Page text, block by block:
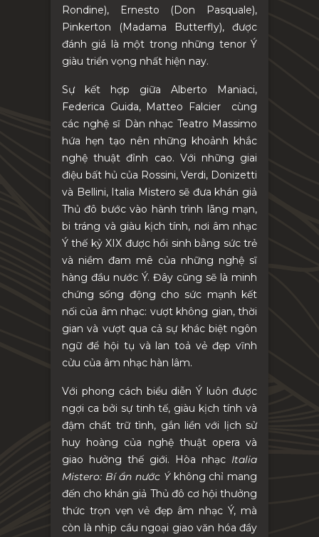
Rondine), Ernesto (Don Pasquale),
Pinkerton (Madama Butterfly), được
đánh giá là một trong những tenor Ý
giàu triển vọng nhất hiện nay.
Sự kết hợp giữa Alberto Maniaci,
Federica Guida, Matteo Falcier cùng
các nghệ sĩ Dàn nhạc Teatro Massimo
hứa hẹn tạo nên những khoảnh khắc
nghệ thuật đỉnh cao. Với những giai
điệu bất hủ của Rossini, Verdi, Donizetti
và Bellini, Italia Mistero sẽ đưa khán giả
Thủ đô bước vào hành trình lãng mạn,
bi tráng và giàu kịch tính, nơi âm nhạc
Ý thế kỷ XIX được hồi sinh bằng sức trẻ
và niềm đam mê của những nghệ sĩ
hàng đầu nước Ý. Đây cũng sẽ là minh
chứng sống động cho sức mạnh kết
nối của âm nhạc: vượt không gian, thời
gian và vượt qua cả sự khác biệt ngôn
ngữ để hội tụ và lan toả vẻ đẹp vĩnh
cửu của âm nhạc hàn lâm.
Với phong cách biểu diễn Ý luôn được
ngợi ca bởi sự tinh tế, giàu kịch tính và
đậm chất trữ tình, gắn liền với lịch sử
huy hoàng của nghệ thuật opera và
giao hưởng thế giới. Hòa nhạc Italia
Mistero: Bí ẩn nước Ýkhông chỉ mang
đến cho khán giả Thủ đô cơ hội thưởng
thức trọn vẹn vẻ đẹp âm nhạc Ý, mà
còn là nhịp cầu ngoại giao văn hóa đầy